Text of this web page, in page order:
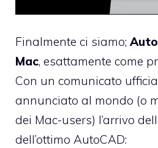
Finalmente ci siamo;
Mac, esattamente come
Con un comunicato
annunciato al mondo (o
dei Mac-users) l’arrivo
dell’ottimo AutoCAD: